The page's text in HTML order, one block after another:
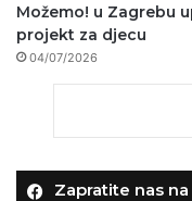
Možemo! u Zagrebu
projekt za djecu
04/07/2026
Zapratite nas